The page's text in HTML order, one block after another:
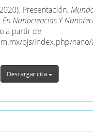
Presentación.
Nanociencias Y
a partir de
ojs/index.php/
Descargar cita